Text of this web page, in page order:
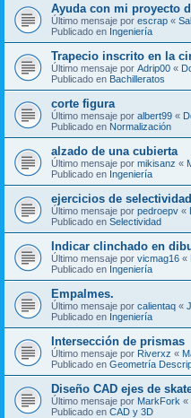
Ayuda con mi proyecto
Último mensaje por escrap «
Publicado en Ingeniería
Trapecio inscrito en la
Último mensaje por Adrip00 «
Publicado en Bachilleratos
corte figura
Último mensaje por albert99 «
Publicado en Normalización
alzado de una cubierta
Último mensaje por mikisanz «
Publicado en Ingeniería
ejercicios de
Último mensaje por pedroepv «
Publicado en Selectividad
Indicar clinchado en
Último mensaje por vicmag16 «
Publicado en Ingeniería
Empalmes.
Último mensaje por calientaq «
Publicado en Ingeniería
Intersección de prismas
Último mensaje por Riverxz «
Publicado en Geometría
Diseño CAD ejes de
Último mensaje por MarkFork «
Publicado en CAD y 3D